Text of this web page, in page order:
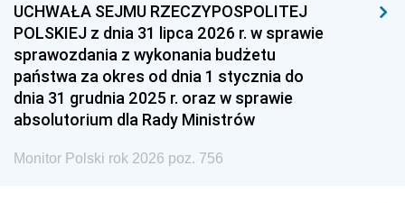
1939 1938 1937
1936 1930
UCHWAŁA SEJMU RZECZYPOSPOLITEJ
POLSKIEJ z dnia 31 lipca 2026 r. w sprawie
sprawozdania z wykonania budżetu
państwa za okres od dnia 1 stycznia do
dnia 31 grudnia 2025 r. oraz w sprawie
absolutorium dla Rady Ministrów
Monitor Polski rok 2026 poz. 756